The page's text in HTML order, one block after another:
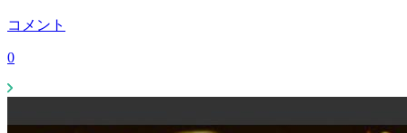
コメント
0